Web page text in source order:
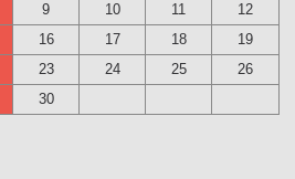
9 10 11
12
16 17 18
19
23 24 25
26
30